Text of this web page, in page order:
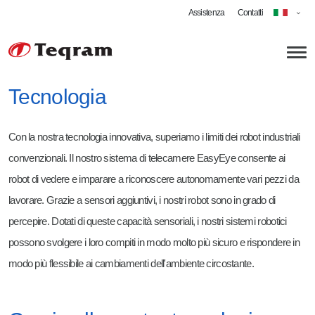
Assistenza Contatti
Tecnologia
Applicazioni
Granigliatura
Tecnico - Robotica guidata dalla visione
Tecnologia
Con la nostra tecnologia innovativa, superiamo i limiti dei robot industriali
convenzionali. Il nostro sistema di telecamere EasyEye consente ai
robot di vedere e imparare a riconoscere autonomamente vari pezzi da
lavorare. Grazie a sensori aggiuntivi, i nostri robot sono in grado di
percepire. Dotati di queste capacità sensoriali, i nostri sistemi robotici
possono svolgere i loro compiti in modo molto più sicuro e rispondere in
modo più flessibile ai cambiamenti dell'ambiente circostante.